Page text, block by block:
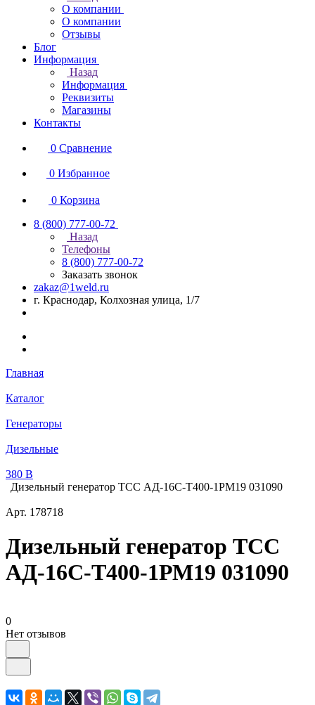
О компании
О компании
Отзывы
Блог
Информация
Назад
Информация
Реквизиты
Магазины
Контакты
0 Сравнение
0 Избранное
0 Корзина
8 (800) 777-00-72
Назад
Телефоны
8 (800) 777-00-72
Заказать звонок
zakaz@1weld.ru
г. Краснодар, Колхозная улица, 1/7
Главная
Каталог
Генераторы
Дизельные
380 В
Дизельный генератор ТСС АД-16С-Т400-1РМ19 031090
Арт. 178718
Дизельный генератор ТСС
АД-16С-Т400-1РМ19 031090
0
Нет отзывов